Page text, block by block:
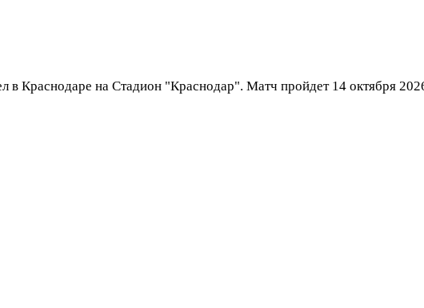
в Краснодаре на Стадион "Краснодар". Матч пройдет 14 октября